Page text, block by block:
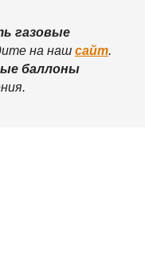
газовые
на наш сайт.
баллоны